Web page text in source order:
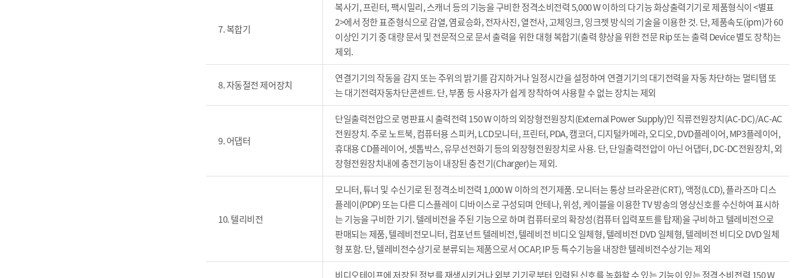
7. 복합기
복사기, 프린터, 팩시밀리, 스캐너 등의 기능을 구비한 정격소비전력 5,000 W 이하의 다기능 화상출력기기로 제품형식이 <별표
2>에서 정한 표준형식으로 감열, 염료승화, 전자사진, 열전사, 고체잉크, 잉크젯 방식의 기술을 이용한 것. 단, 제품속도(ipm)가 60
이상인 기기 중 대량 문서 및 전문적으로 문서 출력을 위한 대형 복합기(출력 향상을 위한 전문 Rip 또는 출력 Device 별도 장착)는
제외.
8. 자동절전 제어장치
연결기기의 작동을 감지 또는 주위의 밝기를 감지하거나 일정시간을 설정하여 연결기기의 대기전력을 자동 차단하는 멀티탭 또
는 대기전력자동차단콘센트. 단, 부품 등 사용자가 쉽게 장착하여 사용할 수 없는 장치는 제외
9. 어댑터
단일출력전압으로 명판표시 출력전력 150 W 이하의 외장형전원장치(External Power Supply)인 직류전원장치(AC-DC)/AC-AC
전원장치. 주로 노트북, 컴퓨터용 스피커, LCD모니터, 프린터, PDA, 캠코더, 디지털카메라, 오디오, DVD플레이어, MP3플레이어,
휴대용 CD플레이어, 셋톱박스, 유무선전화기 등의 외장형전원장치로 사용. 단, 단일출력전압이 아닌 어댑터, DC-DC전원장치, 외
장형전원장치내에 충전기능이 내장된 충전기(Charger)는 제외.
10. 텔리비전
모니터, 튜너 및 수신기로 된 정격소비전력 1,000 W 이하의 전기제품. 모니터는 통상 브라운관(CRT), 액정(LCD), 플라즈마 디스
플레이(PDP) 또는 다른 디스플레이 디바이스로 구성되며 안테나, 위성, 케이블을 이용한 TV 방송의 영상신호를 수신하여 표시하
는 기능을 구비한 기기. 텔레비전을 주된 기능으로 하며 컴퓨터로의 확장성(컴퓨터 입력포트를 탑재)을 구비하고 텔레비전으로
판매되는 제품, 텔레비전모니터, 컴포넌트 텔레비전, 텔레비전 비디오 일체형, 텔레비전 DVD 일체형, 텔레비전 비디오 DVD 일체
형 포함. 단, 텔레비전수상기로 분류되는 제품으로서 OCAP, IP 등 특수기능을 내장한 텔레비전수상기는 제외
비디오테이프에 저장된 정보를 재생시키거나 외부 기기로부터 입력된 신호를 녹화할 수 있는 기능이 있는 정격소비전력 150 W